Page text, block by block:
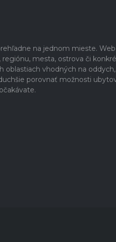
na jednom mieste.
mesta, ostrova či
oblastiach vhodných na oddych,
porovnať možnosti